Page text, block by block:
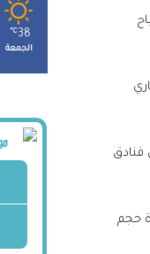
فنادق
هذا الصباح أدى لزيادة حجم
38
℃
الجمعة